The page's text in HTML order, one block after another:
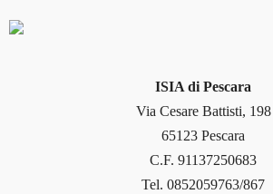
ISIA di Pescara
Via Cesare Battisti, 198
65123 Pescara
C.F. 91137250683
Tel. 0852059763/867